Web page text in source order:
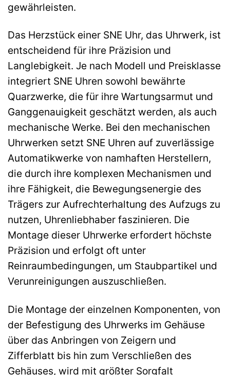
gewährleisten.
Das Herzstück einer SNE Uhr, das Uhrwerk, ist
entscheidend für ihre Präzision und
Langlebigkeit. Je nach Modell und Preisklasse
integriert SNE Uhren sowohl bewährte
Quarzwerke, die für ihre Wartungsarmut und
Ganggenauigkeit geschätzt werden, als auch
mechanische Werke. Bei den mechanischen
Uhrwerken setzt SNE Uhren auf zuverlässige
Automatikwerke von namhaften Herstellern,
die durch ihre komplexen Mechanismen und
ihre Fähigkeit, die Bewegungsenergie des
Trägers zur Aufrechterhaltung des Aufzugs zu
nutzen, Uhrenliebhaber faszinieren. Die
Montage dieser Uhrwerke erfordert höchste
Präzision und erfolgt oft unter
Reinraumbedingungen, um Staubpartikel und
Verunreinigungen auszuschließen.
Die Montage der einzelnen Komponenten, von
der Befestigung des Uhrwerks im Gehäuse
über das Anbringen von Zeigern und
Zifferblatt bis hin zum Verschließen des
Gehäuses, wird mit größter Sorgfalt